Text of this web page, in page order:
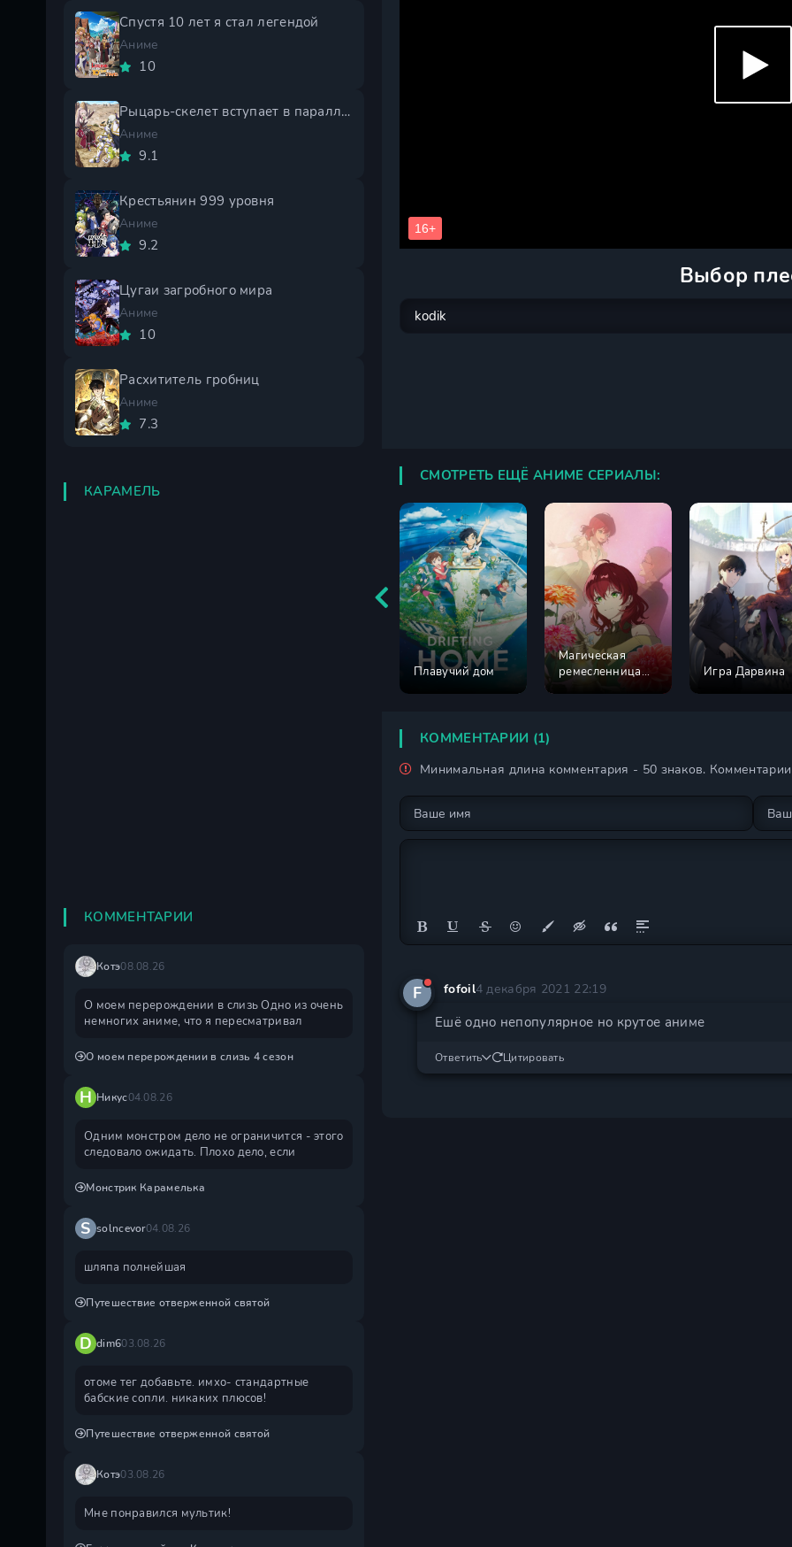
Выбор
СМОТРЕТЬ ЕЩЁ АНИМЕ СЕРИАЛЫ:
Плавучий дом
Магическая
ремесленница
Игра Дарвина
КОММЕНТАРИИ (1)
Минимальная длина комментария - 50 знаков.
F fofoil4 декабря 2021 22:19
Ешё одно непопулярное но крутое аниме
Ответить Цитировать
Спустя 10 лет я стал легендой
Аниме
10
Рыцарь-скелет вступает в параллельный мир 2 сезон
Аниме
9.1
Крестьянин 999 уровня
Аниме
9.2
Цугаи загробного мира
Аниме
10
Расхититель гробниц
Аниме
7.3
КАРАМЕЛЬ
КОММЕНТАРИИ
Котэ08.08.26
О моем перерождении в слизь Одно из очень
немногих аниме, что я пересматривал
О моем перерождении в слизь 4 сезон
Н Никус04.08.26
Одним монстром дело не ограничится - этого
следовало ожидать. Плохо дело, если
Монстрик Карамелька
S solncevor04.08.26
шляпа полнейшая
Путешествие отверженной святой
D dim603.08.26
отоме тег добавьте. имхо- стандартные
бабские сопли. никаких плюсов!
Путешествие отверженной святой
Котэ03.08.26
Мне понравился мультик!